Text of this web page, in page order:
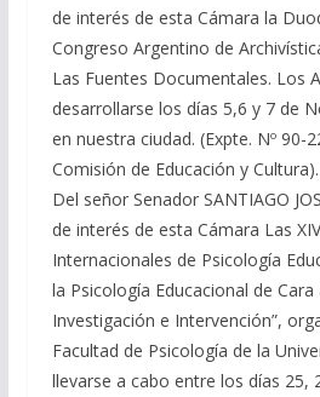
de interés de esta Cámara la
Congreso Argentino de
Las Fuentes Documentales. Los
desarrollarse los días 5,6 y 7 de
en nuestra ciudad. (Expte. Nº 90-
Comisión de Educación y Cultura).
Del señor Senador SANTIAGO
de interés de esta Cámara Las
Internacionales de Psicología
la Psicología Educacional de Cara
Investigación e Intervención”,
Facultad de Psicología de la
llevarse a cabo entre los días 25,